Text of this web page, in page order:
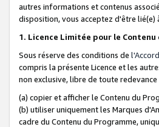
autres informations et contenus
disposition, vous acceptez d'être lié(e)
1. Licence Limitée pour le Contenu
Sous réserve des conditions de l'Accord
compris la présente Licence et les
non exclusive, libre de toute
(a) copier et afficher le Contenu du
(b) utiliser uniquement les Marques
cadre du Contenu du Programme,